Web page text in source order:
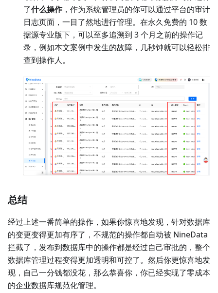
了什么操作，作为系统管理员的你可以通过平台的审计
日志页面，一目了然地进行管理。在永久免费的 10 数
据源专业版下，可以至多追溯到 3 个月之前的操作记
录，例如本文案例中发生的故障，几秒钟就可以轻松排
查到操作人。
总结
经过上述一番简单的操作，如果你惊喜地发现，针对数据库
的变更变得更加有序了，不规范的操作都自动被 NineData
拦截了，发布到数据库中的操作都是经过自己审批的，整个
数据库管理过程变得更加透明和可控了。然后你更惊喜地发
现，自己一分钱都没花，那么恭喜你，你已经实现了零成本
的企业数据库规范化管理。